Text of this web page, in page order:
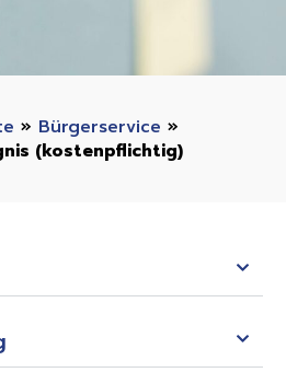
» Bürgerservice »
(kostenpflichtig)